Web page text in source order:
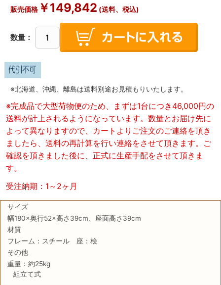
販売価格￥149,842 (送料、税込)
数量：
※北海道、沖縄、離島は送料別途お見積もりいたします。
※完成品で大型荷物便のため、まずは1台につき46,000円の
送料が計上されるようになっています。数量とお届け先に
よって異なりますので、カートよりご注文のご連絡を頂き
ましたら、送料の再計算を行い連絡をさせて頂きます。ご
確認を頂きました後に、正式に生産手配をさせて頂きま
す。
受注納期：1～2ヶ月
サイズ
幅180×奥行52×高さ39cm、座面高さ39cm
材質
フレーム：スチール 座：桧
その他
重量：約25kg
組立て式